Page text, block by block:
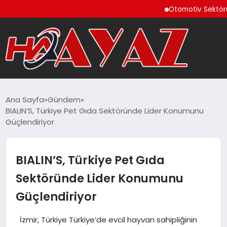
Otomotiv Sektörü
DÜNYA
MAGAZIN
SAĞLIK
Ana Sayfa Gündem
BIALIN’S, Türkiye Pet Gıda Sektöründe Lider Konumunu
Güçlendiriyor
BIALIN’S, Türkiye Pet Gıda
Sektöründe Lider Konumunu
Güçlendiriyor
İzmir, Türkiye Türkiye’de evcil hayvan sahipliğinin